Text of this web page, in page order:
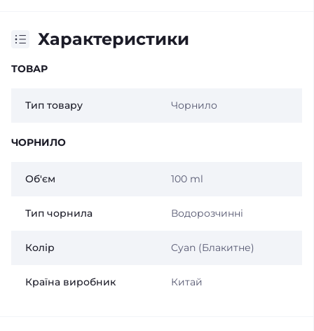
Характеристики
ТОВАР
Тип товару Чорнило
ЧОРНИЛО
Об'єм 100 ml
Тип чорнила Водорозчинні
Колір Cyan (Блакитне)
Країна виробник Китай